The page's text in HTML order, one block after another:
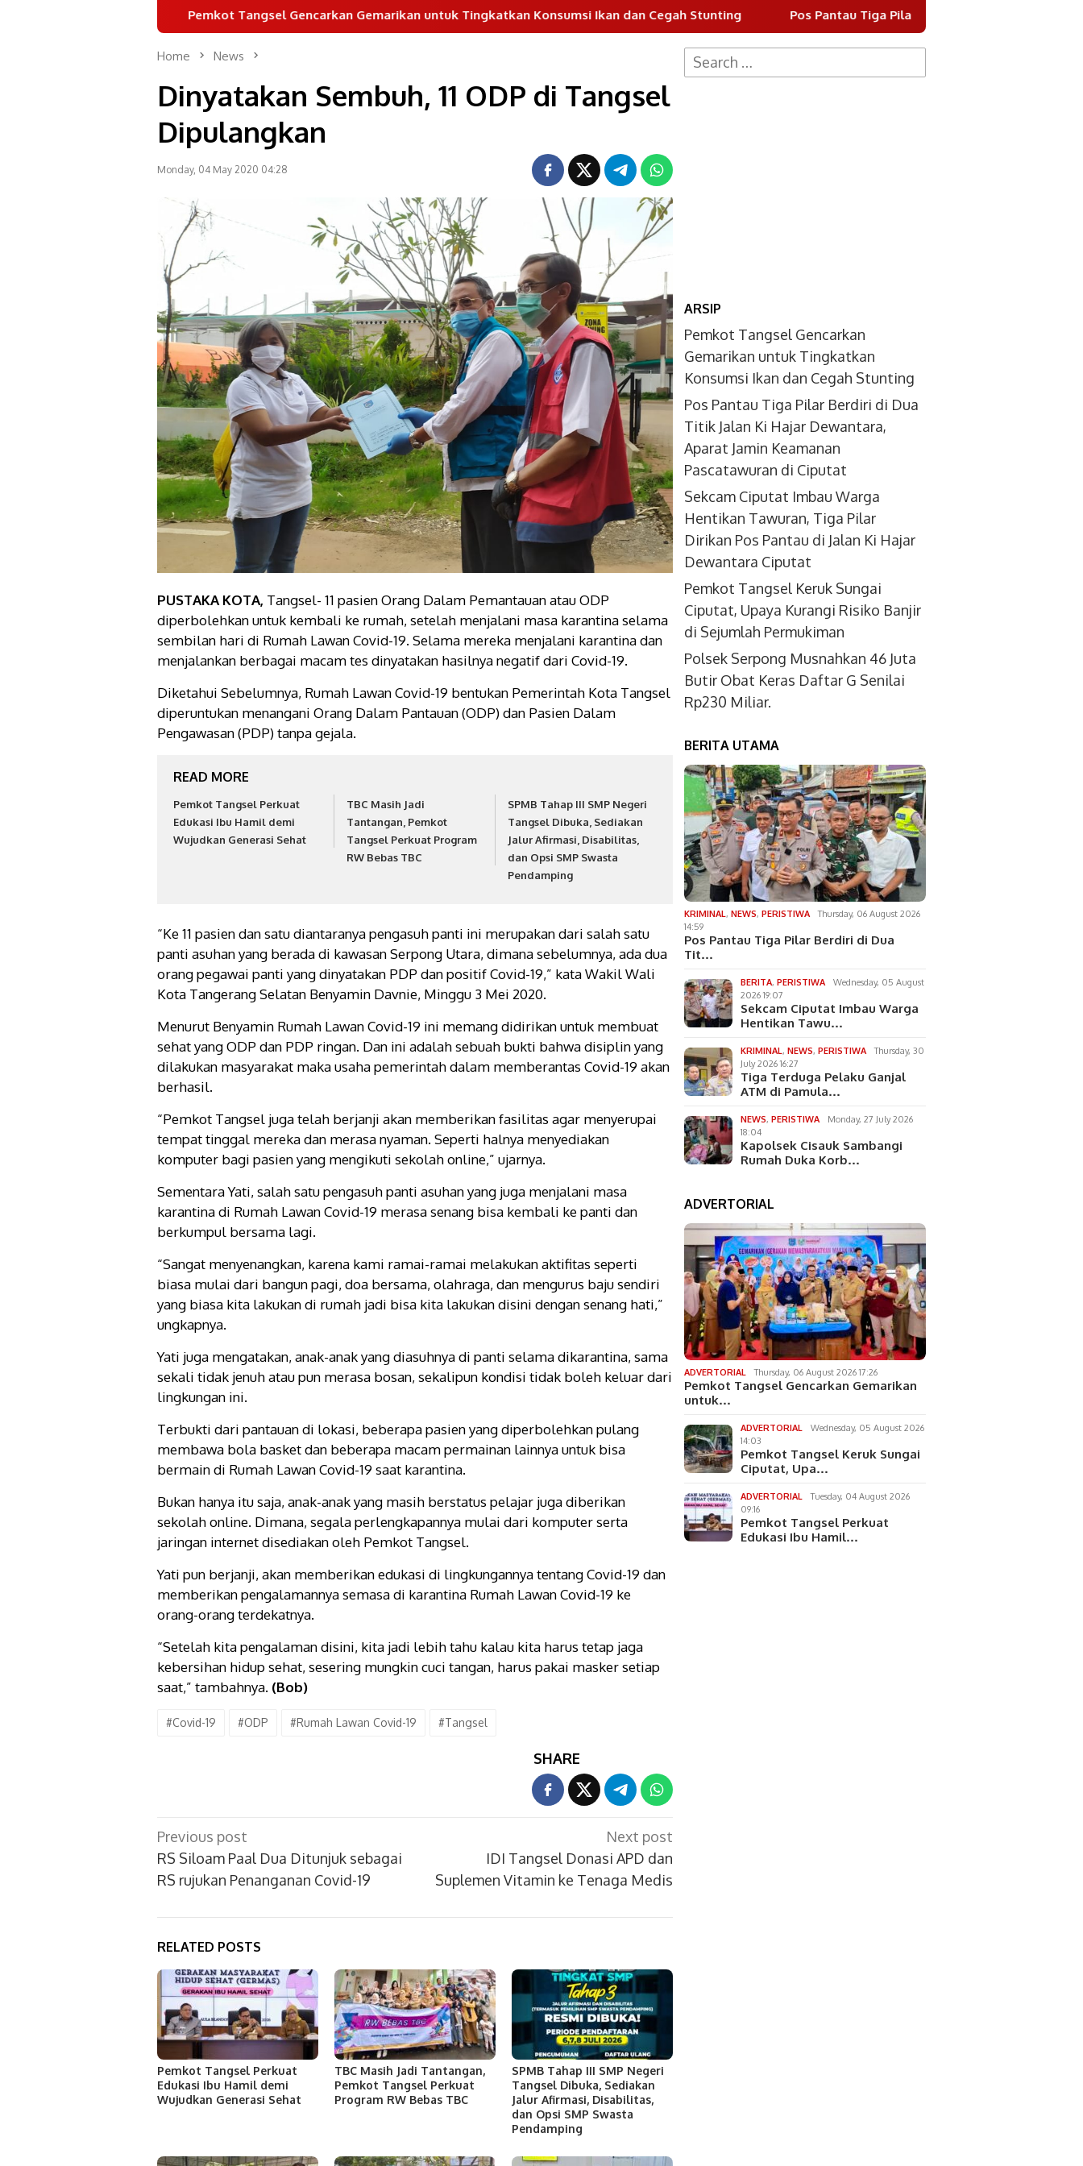
Pemkot Tangsel Gencarkan Gemarikan untuk Tingkatkan Konsumsi Ikan dan Cegah Stunting Pos Pantau Tiga Pilar Berdiri di Dua Titik Jalan Ki Hajar
Home News
Dinyatakan Sembuh, 11 ODP di Tangsel
Dipulangkan
Monday, 04 May 2020 04:28
PUSTAKA KOTA, Tangsel- 11 pasien Orang Dalam Pemantauan atau ODP
diperbolehkan untuk kembali ke rumah, setelah menjalani masa karantina selama
sembilan hari di Rumah Lawan Covid-19. Selama mereka menjalani karantina dan
menjalankan berbagai macam tes dinyatakan hasilnya negatif dari Covid-19.
Diketahui Sebelumnya, Rumah Lawan Covid-19 bentukan Pemerintah Kota Tangsel
diperuntukan menangani Orang Dalam Pantauan (ODP) dan Pasien Dalam
Pengawasan (PDP) tanpa gejala.
READ MORE
Pemkot Tangsel Perkuat
Edukasi Ibu Hamil demi
Wujudkan Generasi Sehat
TBC Masih Jadi
Tantangan, Pemkot
Tangsel Perkuat Program
RW Bebas TBC
SPMB Tahap III SMP Negeri
Tangsel Dibuka, Sediakan
Jalur Afirmasi, Disabilitas,
dan Opsi SMP Swasta
Pendamping
“Ke 11 pasien dan satu diantaranya pengasuh panti ini merupakan dari salah satu
panti asuhan yang berada di kawasan Serpong Utara, dimana sebelumnya, ada dua
orang pegawai panti yang dinyatakan PDP dan positif Covid-19,” kata Wakil Wali
Kota Tangerang Selatan Benyamin Davnie, Minggu 3 Mei 2020.
Menurut Benyamin Rumah Lawan Covid-19 ini memang didirikan untuk membuat
sehat yang ODP dan PDP ringan. Dan ini adalah sebuah bukti bahwa disiplin yang
dilakukan masyarakat maka usaha pemerintah dalam memberantas Covid-19 akan
berhasil.
“Pemkot Tangsel juga telah berjanji akan memberikan fasilitas agar menyerupai
tempat tinggal mereka dan merasa nyaman. Seperti halnya menyediakan
komputer bagi pasien yang mengikuti sekolah online,” ujarnya.
Sementara Yati, salah satu pengasuh panti asuhan yang juga menjalani masa
karantina di Rumah Lawan Covid-19 merasa senang bisa kembali ke panti dan
berkumpul bersama lagi.
“Sangat menyenangkan, karena kami ramai-ramai melakukan aktifitas seperti
biasa mulai dari bangun pagi, doa bersama, olahraga, dan mengurus baju sendiri
yang biasa kita lakukan di rumah jadi bisa kita lakukan disini dengan senang hati,”
ungkapnya.
Yati juga mengatakan, anak-anak yang diasuhnya di panti selama dikarantina, sama
sekali tidak jenuh atau pun merasa bosan, sekalipun kondisi tidak boleh keluar dari
lingkungan ini.
Terbukti dari pantauan di lokasi, beberapa pasien yang diperbolehkan pulang
membawa bola basket dan beberapa macam permainan lainnya untuk bisa
bermain di Rumah Lawan Covid-19 saat karantina.
Bukan hanya itu saja, anak-anak yang masih berstatus pelajar juga diberikan
sekolah online. Dimana, segala perlengkapannya mulai dari komputer serta
jaringan internet disediakan oleh Pemkot Tangsel.
Yati pun berjanji, akan memberikan edukasi di lingkungannya tentang Covid-19 dan
memberikan pengalamannya semasa di karantina Rumah Lawan Covid-19 ke
orang-orang terdekatnya.
“Setelah kita pengalaman disini, kita jadi lebih tahu kalau kita harus tetap jaga
kebersihan hidup sehat, sesering mungkin cuci tangan, harus pakai masker setiap
saat,” tambahnya. (Bob)
#Covid-19 #ODP #Rumah Lawan Covid-19 #Tangsel
SHARE
Post
navigation
Previous post
RS Siloam Paal Dua Ditunjuk sebagai
RS rujukan Penanganan Covid-19
Next post
IDI Tangsel Donasi APD dan
Suplemen Vitamin ke Tenaga Medis
RELATED POSTS
Pemkot Tangsel Perkuat
Edukasi Ibu Hamil demi
Wujudkan Generasi Sehat
TBC Masih Jadi Tantangan,
Pemkot Tangsel Perkuat
Program RW Bebas TBC
SPMB Tahap III SMP Negeri
Tangsel Dibuka, Sediakan
Jalur Afirmasi, Disabilitas,
dan Opsi SMP Swasta
Pendamping
Search
for:
ARSIP
Pemkot Tangsel Gencarkan
Gemarikan untuk Tingkatkan
Konsumsi Ikan dan Cegah Stunting
Pos Pantau Tiga Pilar Berdiri di Dua
Titik Jalan Ki Hajar Dewantara,
Aparat Jamin Keamanan
Pascatawuran di Ciputat
Sekcam Ciputat Imbau Warga
Hentikan Tawuran, Tiga Pilar
Dirikan Pos Pantau di Jalan Ki Hajar
Dewantara Ciputat
Pemkot Tangsel Keruk Sungai
Ciputat, Upaya Kurangi Risiko Banjir
di Sejumlah Permukiman
Polsek Serpong Musnahkan 46 Juta
Butir Obat Keras Daftar G Senilai
Rp230 Miliar.
BERITA UTAMA
KRIMINAL,NEWS,PERISTIWA
Thursday, 06 August 2026
14:59
Pos Pantau Tiga Pilar Berdiri di Dua
Tit…
BERITA,PERISTIWA
Wednesday, 05 August
2026 19:07
Sekcam Ciputat Imbau Warga
Hentikan Tawu…
KRIMINAL,NEWS,PERISTIWA
Thursday, 30
July 2026 16:27
Tiga Terduga Pelaku Ganjal
ATM di Pamula…
NEWS,PERISTIWA
Monday, 27 July 2026
18:04
Kapolsek Cisauk Sambangi
Rumah Duka Korb…
ADVERTORIAL
ADVERTORIAL Thursday, 06 August 2026 17:26
Pemkot Tangsel Gencarkan Gemarikan
untuk…
ADVERTORIAL
Wednesday, 05 August 2026
14:03
Pemkot Tangsel Keruk Sungai
Ciputat, Upa…
ADVERTORIAL
Tuesday, 04 August 2026
09:16
Pemkot Tangsel Perkuat
Edukasi Ibu Hamil…